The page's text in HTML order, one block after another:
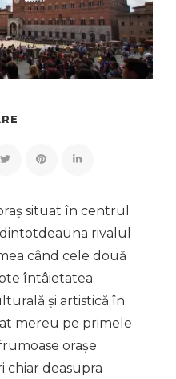
situat în centrul
rivalul
când cele două
întâietatea
și artistică în
mereu pe primele
orașe
chiar deasupra